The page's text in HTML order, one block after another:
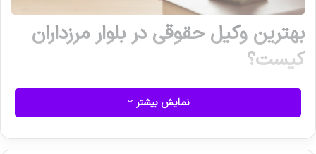
بهترین وکیل حقوقی در بلوار مرزداران
کیست؟
مرزداران، منطقه‌ای در تهران، میزبان وکلای متخصص و باتجربه‌ای در
حوزه‌های گوناگون حقوقی از جمله امور خانواده، کیفری، ملکی،
قانونی و احقاق حقوقتان یاری رسانند.
نمایش بیشتر